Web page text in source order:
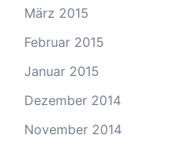
März 2015
Februar 2015
Januar 2015
Dezember 2014
November 2014